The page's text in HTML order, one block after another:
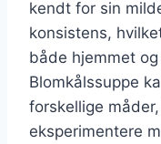
kendt for sin
konsistens,
både hjemmet
Blomkålssuppe
forskellige
eksperimentere